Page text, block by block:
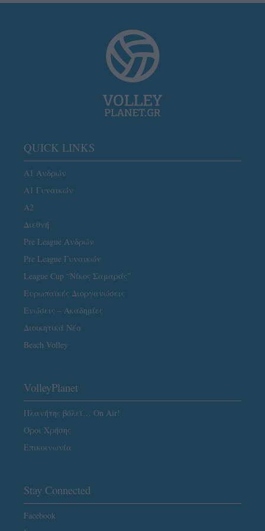
QUICK LINKS
Α1 Ανδρών
Α1 Γυναικών
A2
Διεθνή
Pre League Ανδρών
Pre League Γυναικών
League Cup “Νίκος Σαμαράς”
Ευρωπαϊκές Διοργανώσεις
Ενώσεις – Ακαδημίες
Διοικητικά Νέα
Beach Volley
VolleyPlanet
Πλανήτης βόλεϊ… On Air!
Όροι Χρήσης
Επικοινωνία
Stay Connected
Facebook